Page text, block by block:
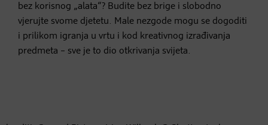
bez korisnog „alata“? Budite bez brige i slobodno
vjerujte svome djetetu. Male nezgode mogu se dogoditi
i prilikom igranja u vrtu i kod kreativnog izrađivanja
predmeta – sve je to dio otkrivanja svijeta.